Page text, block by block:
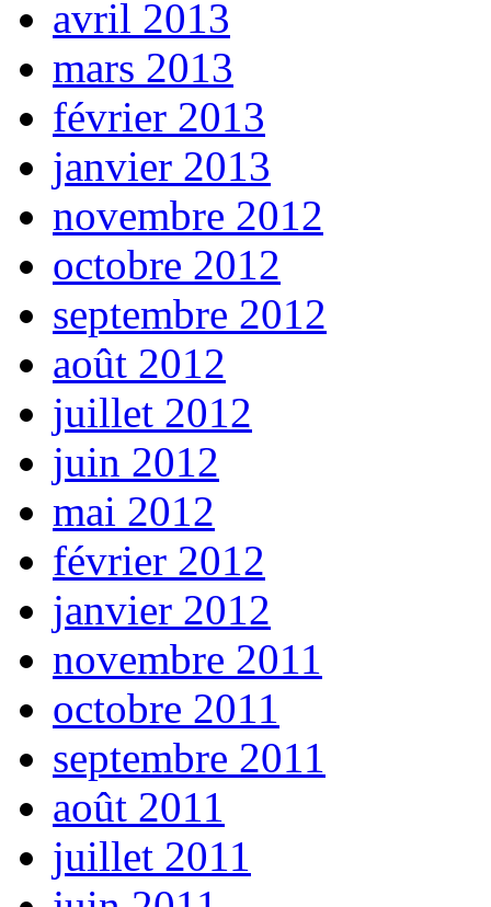
avril 2013
mars 2013
février 2013
janvier 2013
novembre 2012
octobre 2012
septembre 2012
août 2012
juillet 2012
juin 2012
mai 2012
février 2012
janvier 2012
novembre 2011
octobre 2011
septembre 2011
août 2011
juillet 2011